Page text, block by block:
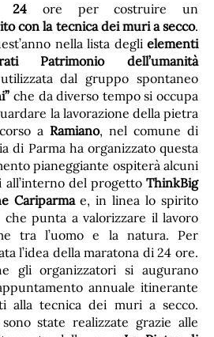
24 ore per costruire un
con la tecnica dei muri a secco.
nella lista degli elementi
Patrimonio dell’umanità
dal gruppo spontaneo
che da diverso tempo si occupa
la lavorazione della pietra
a Ramiano, nel comune di
di Parma ha organizzato questa
pianeggiante ospiterà alcuni
del progettoThinkBig
Cariparmae, in linea lo spirito
punta a valorizzare il lavoro
tra l’uomo e la natura. Per
l’idea della maratona di 24 ore.
gli organizzatori si augurano
annuale itinerante
alla tecnica dei muri a secco.
sono state realizzate grazie alle